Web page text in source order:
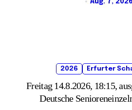
2026 Erfurter
Freitag 14.8.2026, 18:15,
Deutsche